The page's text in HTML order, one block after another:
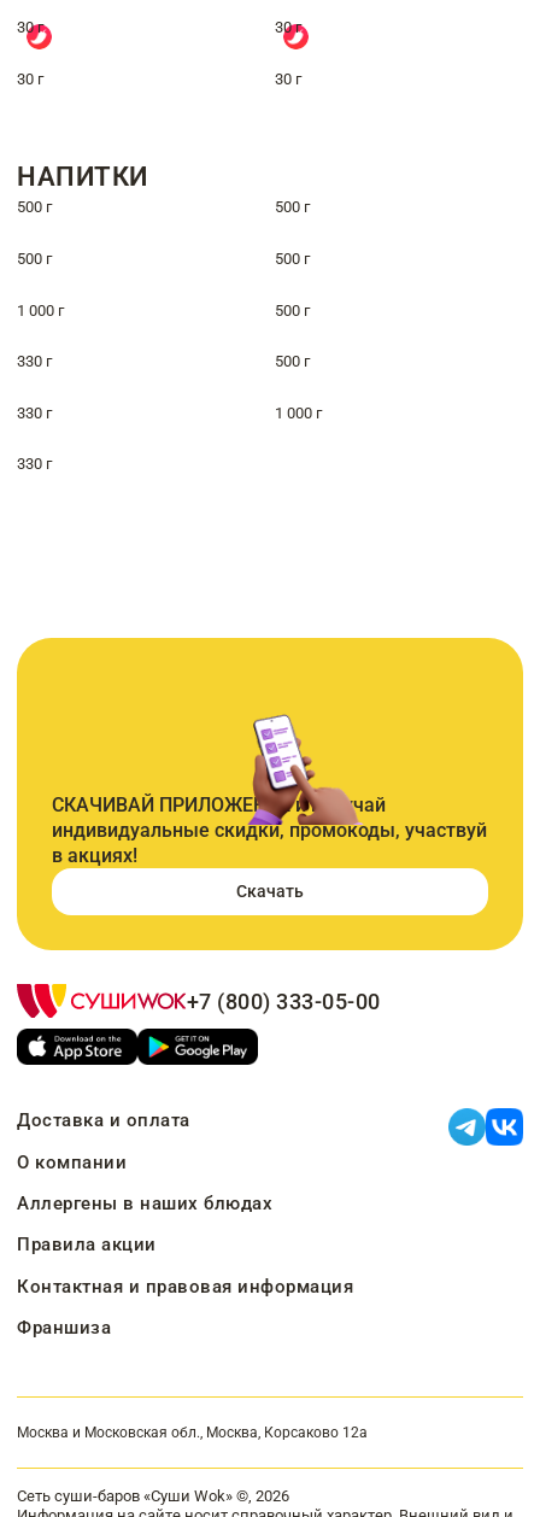
30 г 30 г
30 г 30 г
НАПИТКИ
500 г 500 г
500 г 500 г
1 000 г 500 г
330 г 500 г
330 г 1 000 г
330 г
СКАЧИВАЙ ПРИЛОЖЕНИЕ и получай
индивидуальные скидки, промокоды, участвуй
в акциях!
Скачать
+7 (800) 333-05-00
Доставка и оплата
О компании
Аллергены в наших блюдах
Правила акции
Контактная и правовая информация
Франшиза
Москва и Московская обл., Москва, Корсаково 12а
Сеть суши-баров «Суши Wok» ©, 2026